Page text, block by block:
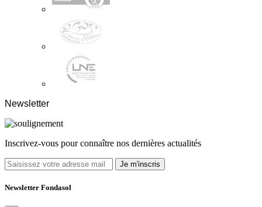
Newsletter
Inscrivez-vous pour connaître nos dernières actualités
Je m'inscris
Newsletter Fondasol